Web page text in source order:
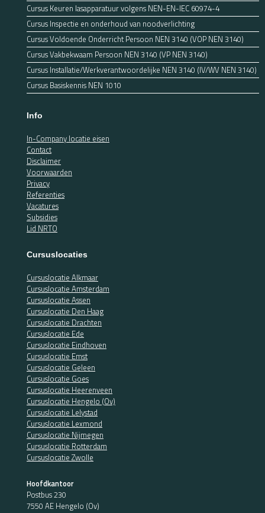
Cursus Keuren lasapparatuur volgens NEN-EN-IEC 60974-4
Cursus Inspectie en onderhoud van noodverlichting
Cursus Voldoende Onderricht Persoon NEN 3140 (VOP NEN 3140)
Cursus Vakbekwaam Persoon NEN 3140 (VP NEN 3140)
Cursus Installatie/Werkverantwoordelijke NEN 3140 (IV/WV NEN 3140)
Cursus Basiskennis NEN 1010
Info
In-Company locatie eisen
Contact
Disclaimer
Voorwaarden
Privacy
Referenties
Vacatures
Subsidies
Lid NRTO
Cursuslocaties
Cursuslocatie Alkmaar
Cursuslocatie Amsterdam
Cursuslocatie Assen
Cursuslocatie Den Haag
Cursuslocatie Drachten
Cursuslocatie Ede
Cursuslocatie Eindhoven
Cursuslocatie Emst
Cursuslocatie Geleen
Cursuslocatie Goes
Cursuslocatie Heerenveen
Cursuslocatie Hengelo (Ov)
Cursuslocatie Lelystad
Cursuslocatie Lexmond
Cursuslocatie Nijmegen
Cursuslocatie Rotterdam
Cursuslocatie Zwolle
Hoofdkantoor
Postbus 230
7550 AE Hengelo (Ov)